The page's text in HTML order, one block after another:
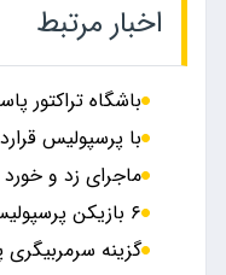
اخبار مرتبط
باشگاه تراکتور
با پرسپولیس
ماجرای زد و خورد ۳ ستاره پرسپولیس
۶ بازیکن پرسپولیس در لیست مازاد اوسمار
گزینه سرمربیگری